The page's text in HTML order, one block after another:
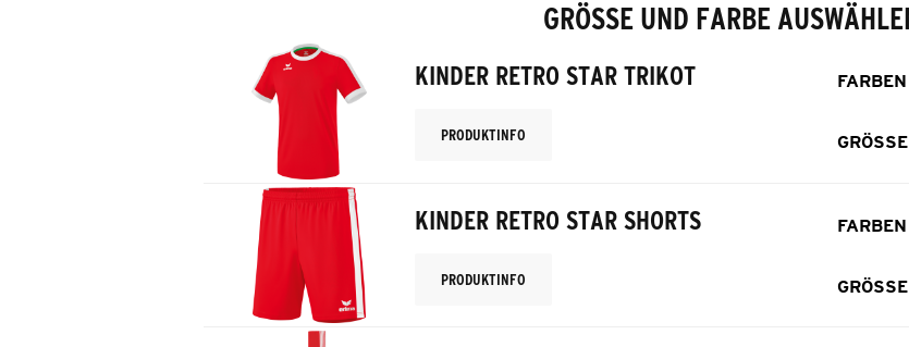
GRÖSSE UND FARBE AUSWÄHLEN
KINDER RETRO STAR TRIKOT
PRODUKTINFO
FARBEN
GRÖSSE
KINDER RETRO STAR SHORTS
PRODUKTINFO
FARBEN
GRÖSSE